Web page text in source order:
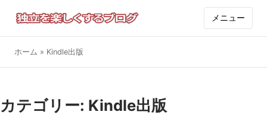
メニュー
ホーム » Kindle出版
カテゴリー: Kindle出版